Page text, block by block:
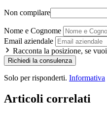
Non compilare
Nome e Cognome
Email aziendale
Racconta la posizione, se vuoi
Richiedi la consulenza
Solo per risponderti. Informativa
Articoli correlati